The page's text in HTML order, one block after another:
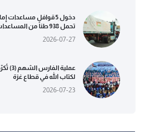
دخول 5 قوافل مساعدات
تحمل 938 طناً من المساعدات الإنسانية
2026-07-27
لكتاب الله في قطاع غزة
2026-07-23